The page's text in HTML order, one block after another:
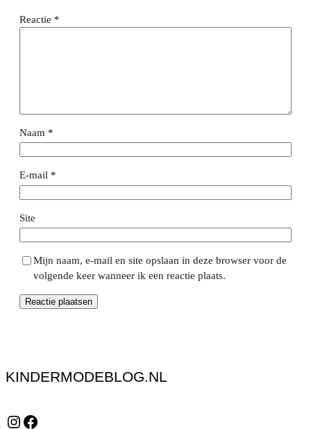
Reactie *
Naam *
E-mail *
Site
Mijn naam, e-mail en site opslaan in deze browser voor de
volgende keer wanneer ik een reactie plaats.
KINDERMODEBLOG.NL
Instagram Facebook